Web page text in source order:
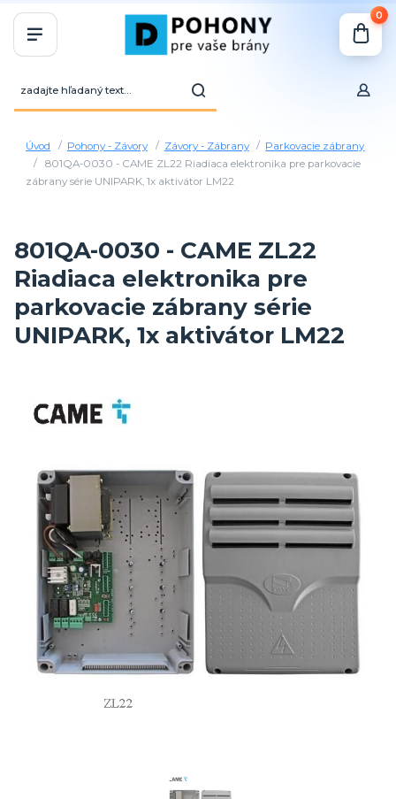
0
Úvod Pohony - Závory Závory - Zábrany
Parkovacie zábrany
801QA-0030 - CAME ZL22 Riadiaca elektronika pre parkovacie
zábrany série UNIPARK, 1x aktivátor LM22
801QA-0030 - CAME ZL22
Riadiaca elektronika pre
parkovacie zábrany série
UNIPARK, 1x aktivátor LM22